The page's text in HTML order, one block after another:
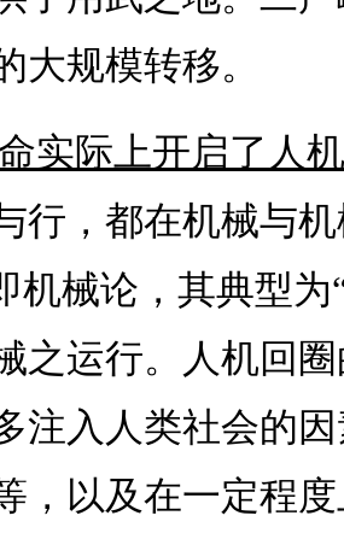
大规模转移。
实际上开启了人
行，都在机械与
机械论，其典型
之运行。人机回
注入人类社会的
，以及在一定程